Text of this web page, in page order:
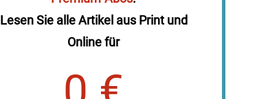
Lesen Sie alle Artikel aus Print und
Online für